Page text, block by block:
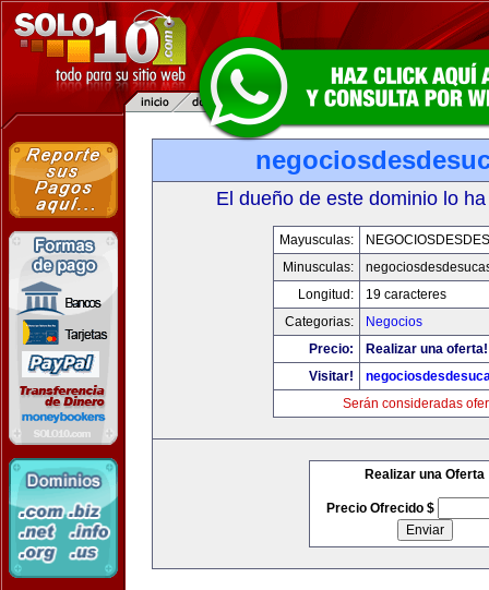
El dueño de este dominio lo
Mayusculas:
Minusculas:
Longitud:
19 caracteres
Categorias:
Negocios
Precio:
Realizar una oferta!
Visitar!
Serán consideradas
Realizar una Oferta
Precio Ofrecido $